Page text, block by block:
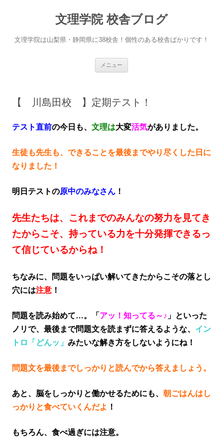
文理学院 校舎ブログ
文理学院は山梨県・静岡県に38校舎！個性のある校舎ばかりです！
メニュー
ス
プ
【 川島田校 】定期テスト！
テスト直前の今日も、 文理は大変活気がありました。
生徒も先生も、できることを最後までやり尽くした日に
なりました！
明日テストの原中のみなさん ！
先生たちは、これまでのみんなの努力を見てき
たからこそ、持っている力を十分発揮できるっ
て信じているからね！
ちなみに、問題をいっぱい解いてきたからこその落とし
穴には注意 ！
問題を読み始めて…。「 アッ！知ってる～♪ 」といった
ノリで、最後まで問題文を読まずに答えるような、 イン
トロ「どんッ」 みたいな解き方をしないようにね！
問題文を最後までしっかりと読んでから答えましょう。
あと、脳をしっかりと働かせるためにも、 朝ごはんはし
っかりと食べていくんだよ ！
もちろん、食べ過ぎには注意。